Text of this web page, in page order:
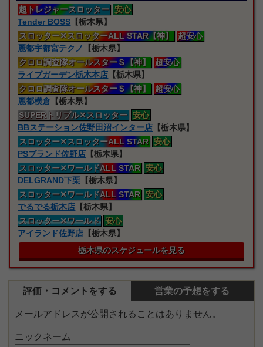
超トレジャースロッター 安心
Tender BOSS 【栃木県】
スロッター✕スロッターALL STAR【神】
超安心
麗都宇都宮テクノ
【栃木県】
クロロ調査隊オールスターＳ【神】
超安心
ライブガーデン栃木本店 【栃木県】
クロロ調査隊オールスターＳ【神】
超安心
麗都横倉 【栃木県】
SUPERトリプル✕スロッター 安心
BBステーション佐野田沼インター店 【栃木県】
スロッター✕スロッターALL STAR 安心
PSブランド佐野店 【栃木県】
スロッター✕ワールドALL STAR 安心
DELGRAND下栗 【栃木県】
スロッター✕ワールドALL STAR 安心
でるでる栃木店 【栃木県】
スロッター✕ワールド 安心
アイランド佐野店 【栃木県】
栃木県のスケジュールを見る
評価・コメントをする 営業の予想をする
メールアドレスが公開されることはありません。
ニックネーム